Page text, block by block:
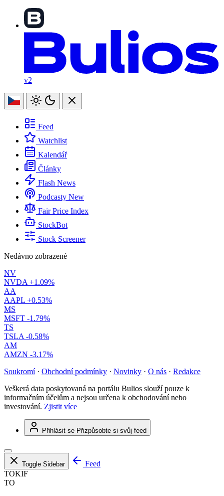
v2
Feed
Watchlist
Kalendář
Články
Flash News
Podcasty New
Fair Price Index
StockBot
Stock Screener
Nedávno zobrazené
NV
NVDA +1.09%
AA
AAPL +0.53%
MS
MSFT -1.79%
TS
TSLA -0.58%
AM
AMZN -3.17%
Soukromí · Obchodní podmínky · Novinky · O nás · Redakce
Veškerá data poskytovaná na portálu Bulios slouží pouze k
informačním účelům a nejsou určena k obchodování nebo
investování. Zjistit více
Přihlásit se Přizpůsobte si svůj feed
Toggle Sidebar
Feed
TOKIF
TO